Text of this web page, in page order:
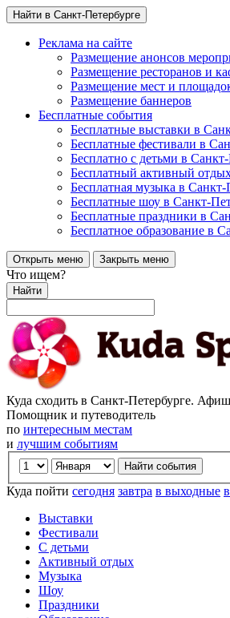
Найти в Санкт-Петербурге
Реклама на сайте
Размещение анонсов
Размещение ресторанов и
Размещение мест и
Размещение баннеров
Бесплатные события
Бесплатные выставки в
Бесплатные фестивали в
Бесплатно с детьми в
Бесплатный активный
Бесплатная музыка в Санкт-
Бесплатные шоу в Санкт-
Бесплатные праздники в
Бесплатное образование в
Открыть меню Закрыть меню
Что ищем?
Найти
Куда сходить в Санкт-Петербурге.
Помощник и путеводитель
по интересным местам
и лучшим событиям
Куда пойти сегодня завтра в выходные
Выставки
Фестивали
С детьми
Активный отдых
Музыка
Шоу
Праздники